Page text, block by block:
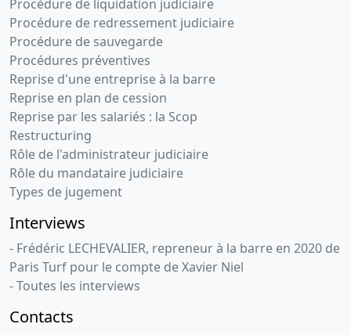
Procédure de liquidation judiciaire
Procédure de redressement judiciaire
Procédure de sauvegarde
Procédures préventives
Reprise d'une entreprise à la barre
Reprise en plan de cession
Reprise par les salariés : la Scop
Restructuring
Rôle de l'administrateur judiciaire
Rôle du mandataire judiciaire
Types de jugement
Interviews
- Frédéric LECHEVALIER, repreneur à la barre en 2020 de
Paris Turf pour le compte de Xavier Niel
- Toutes les interviews
Contacts